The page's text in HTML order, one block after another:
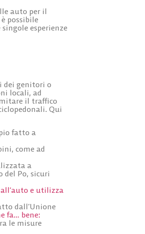
auto per il
possibile
esperienze
dei genitori o
locali, ad
il traffico
Qui
fatto a
come ad
a
del Po, sicuri
e utilizza
dall’Unione
fa… bene:
le misure